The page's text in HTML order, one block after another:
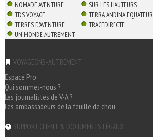
NOMADE AVENTURE
SUR LES HAUTEURS
TDS VOYAGE
TERRA ANDINA EQUATEUR
TERRES D'AVENTURE
TRACEDIRECTE
UN MONDE AUTREMENT
VOYAGEONS-AUTREMENT
Espace Pro
Qui sommes-nous ?
Les journalistes de V-A ?
Les ambassadeurs de la feuille de chou
SUPPORT CLIENT & DOCUMENTS LÉGAUX